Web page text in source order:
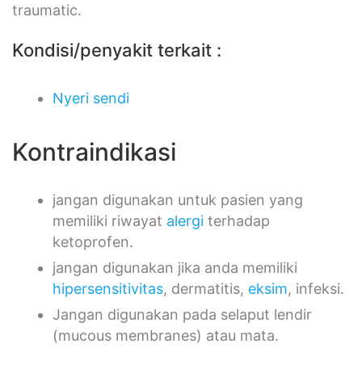
traumatic.
Kondisi/penyakit terkait :
Nyeri sendi
Kontraindikasi
jangan digunakan untuk pasien yang
memiliki riwayat alergi terhadap
ketoprofen.
jangan digunakan jika anda memiliki
hipersensitivitas, dermatitis, eksim, infeksi.
Jangan digunakan pada selaput lendir
(mucous membranes) atau mata.